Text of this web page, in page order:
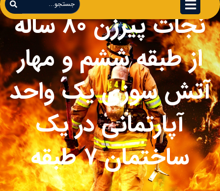
نجات پیرزن ۸۰ ساله
از طبقه ششم و مهار
آتش‌ سوزی یک واحد
آپارتمانی در یک
ساختمان ۷ طبقه